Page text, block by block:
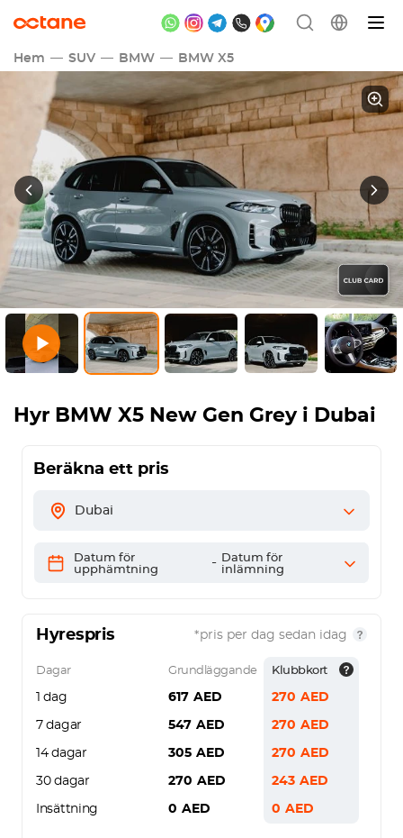
Hem SUV BMW BMW X5
Hyr BMW X5 New Gen Greyi Dubai
Beräkna ett pris
Dubai
Datum för
upphämtning
- Datum för
inlämning
Hyrespris *pris per dag sedan idag
Dagar Grundläggande Klubbkort
1 dag 617 AED 270 AED
7 dagar 547 AED 270 AED
14 dagar 305 AED 270 AED
30 dagar 270 AED 243 AED
Insättning 0 AED 0 AED